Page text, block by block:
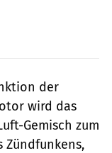
der
wird das
Gemisch zum